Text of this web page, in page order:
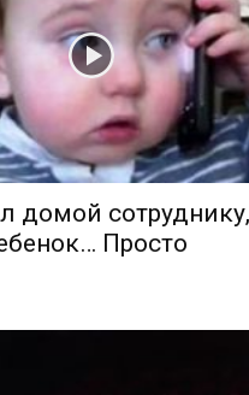
домой
Просто